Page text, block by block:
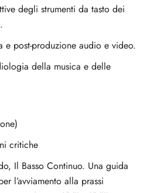
degli strumenti da tasto dei
e post-produzione audio e video.
della musica e delle
critiche
Il Basso Continuo. Una guida
l’avviamento alla prassi